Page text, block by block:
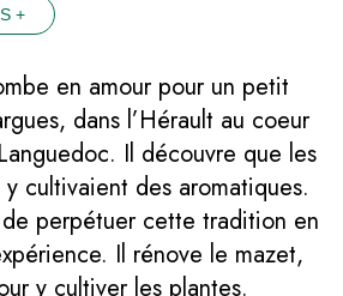
+
en amour pour un petit
dans l’Hérault au coeur
Il découvre que les
cultivaient des aromatiques.
perpétuer cette tradition en
Il rénove le mazet,
y cultiver les plantes.